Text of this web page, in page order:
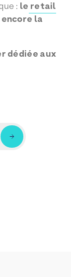
: le retail
encore la
dédiée aux